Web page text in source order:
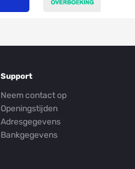
Support
Neem contact op
Openingstijden
Adresgegevens
Bankgegevens